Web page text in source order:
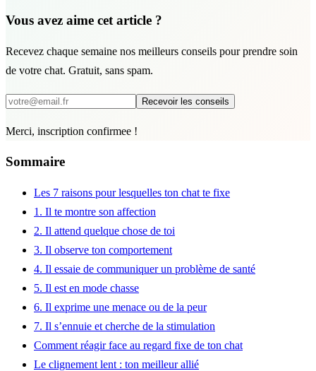
Vous avez aime cet article ?
Recevez chaque semaine nos meilleurs conseils pour prendre soin
de votre chat. Gratuit, sans spam.
Recevoir les conseils
Merci, inscription confirmee !
Sommaire
Les 7 raisons pour lesquelles ton chat te fixe
1. Il te montre son affection
2. Il attend quelque chose de toi
3. Il observe ton comportement
4. Il essaie de communiquer un problème de santé
5. Il est en mode chasse
6. Il exprime une menace ou de la peur
7. Il s’ennuie et cherche de la stimulation
Comment réagir face au regard fixe de ton chat
Le clignement lent : ton meilleur allié